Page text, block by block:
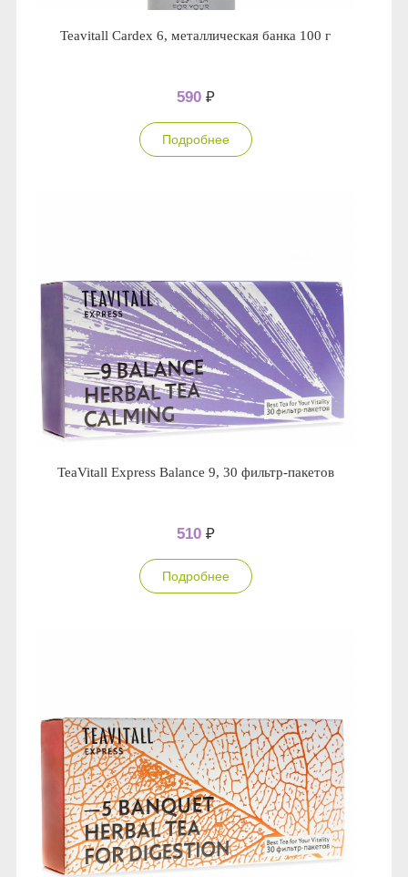
Teavitall Cardex 6, металлическая банка 100 г
590 ₽
Подробнее
TeaVitall Express Balance 9, 30 фильтр-пакетов
510 ₽
Подробнее